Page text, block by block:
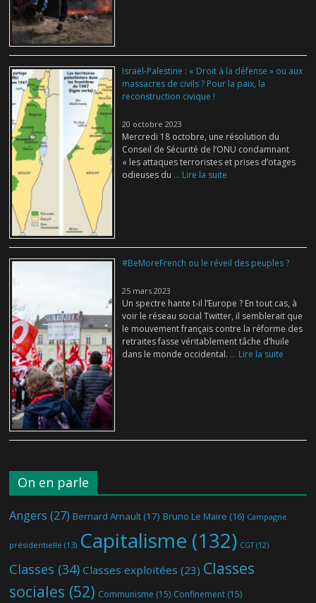
Israël-Palestine : « Droit à la défense » ou aux
massacres de civils ? Pour la paix, la
reconstruction civique !
20 octobre 2023
Mercredi 18 octobre, une résolution du
Conseil de Sécurité de l’ONU condamnant
« les attaques terroristes et prises d’otages
odieuses du ... Lire la suite
#BeMoreFrench ou le réveil des peuples ?
25 mars 2023
Un spectre hante t-il l’Europe ? En tout cas, à
voir le réseau social Twitter, il semblerait que
le mouvement français contre la réforme des
retraites fasse véritablement tâche d’huile
dans le monde occidental. ... Lire la suite
On en parle
Angers (27) Bernard Arnault (17) Bruno Le Maire (16) Campagne
présidentielle (13) Capitalisme (132) CGT(12)
Classes (34) Classes exploitées (23) Classes
sociales (52) Communisme (15) Confinement (15)